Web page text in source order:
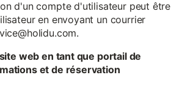
d'un compte d'utilisateur peut être
en envoyant un courrier
web en tant que portail de
et de réservation